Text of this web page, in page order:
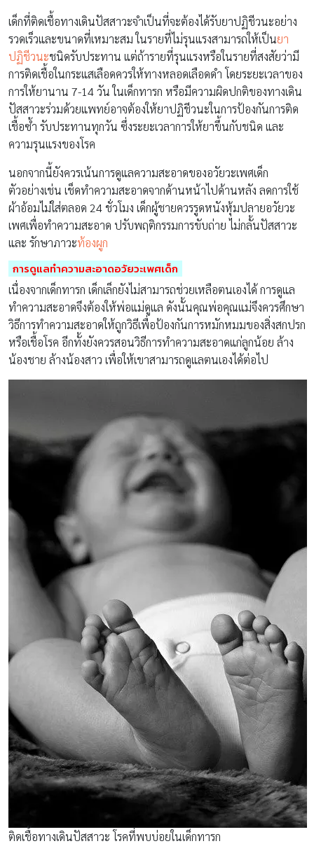
เด็กที่ติดเชื้อทางเดินปัสสาวะจำเป็นที่จะต้องได้รับยาปฏิชีวนะอย่าง
รวดเร็วและขนาดที่เหมาะสม ในรายที่ไม่รุนแรงสามารถให้เป็นยา
ปฏิชีวนะชนิดรับประทาน แต่ถ้ารายที่รุนแรงหรือในรายที่สงสัยว่ามี
การติดเชื้อในกระแสเลือดควรให้ทางหลอดเลือดดำ โดยระยะเวลาของ
การให้ยานาน 7-14 วัน ในเด็กทารก หรือมีความผิดปกติของทางเดิน
ปัสสาวะร่วมด้วยแพทย์อาจต้องให้ยาปฏิชีวนะในการป้องกันการติด
เชื้อซ้ำ รับประทานทุกวัน ซึ่งระยะเวลาการให้ยาขึ้นกับชนิด และ
ความรุนแรงของโรค
นอกจากนี้ยังควรเน้นการดูแลความสะอาดของอวัยวะเพศเด็ก
ตัวอย่างเช่น เช็ดทำความสะอาดจากด้านหน้าไปด้านหลัง ลดการใช้
ผ้าอ้อมไม่ใส่ตลอด 24 ชั่วโมง เด็กผู้ชายควรรูดหนังหุ้มปลายอวัยวะ
เพศเพื่อทำความสะอาด ปรับพฤติกรรมการขับถ่าย ไม่กลั้นปัสสาวะ
และ รักษาภาวะท้องผูก
การดูแลทำความสะอาดอวัยวะเพศเด็ก
เนื่องจากเด็กทารก เด็กเล็กยังไม่สามารถช่วยเหลือตนเองได้ การดูแล
ทำความสะอาดจึงต้องให้พ่อแม่ดูแล ดังนั้นคุณพ่อคุณแม่จึงควรศึกษา
วิธีการทำความสะอาดให้ถูกวิธีเพื่อป้องกันการหมักหมมของสิ่งสกปรก
หรือเชื้อโรค อีกทั้งยังควรสอนวิธีการทำความสะอาดแก่ลูกน้อย ล้าง
น้องชาย ล้างน้องสาว เพื่อให้เขาสามารถดูแลตนเองได้ต่อไป
ติดเชื้อทางเดินปัสสาวะ โรคที่พบบ่อยในเด็กทารก